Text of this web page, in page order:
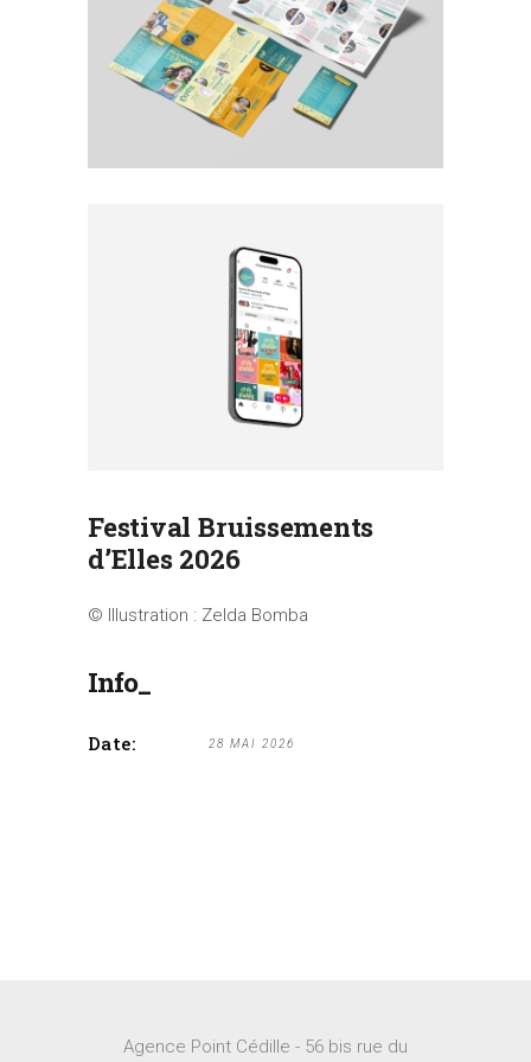
Festival Bruissements
d’Elles 2026
© Illustration : Zelda Bomba
Info_
Date: 28 MAI 2026
Agence Point Cédille - 56 bis rue du